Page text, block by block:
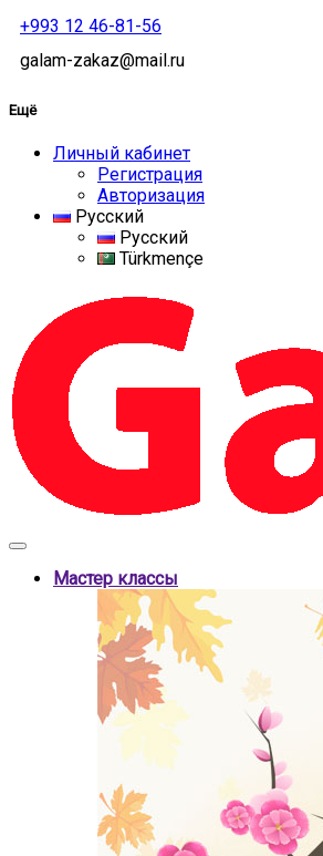
+993 12 46-81-56
galam-zakaz@mail.ru
Ещё
Личный кабинет
Регистрация
Авторизация
Русский
Русский
Türkmençe
Мастер классы